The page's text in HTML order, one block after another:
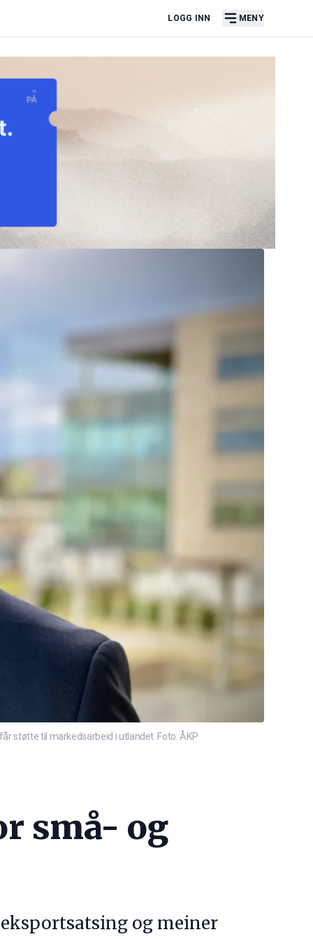
LOGG INN MENY
støtte til markedsarbeid i utlandet. Foto: ÅKP
små- og
og meiner